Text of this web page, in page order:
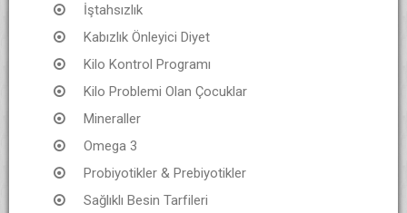
İştahsızlık
Kabızlık Önleyici Diyet
Kilo Kontrol Programı
Kilo Problemi Olan Çocuklar
Mineraller
Omega 3
Probiyotikler & Prebiyotikler
Sağlıklı Besin Tarfileri